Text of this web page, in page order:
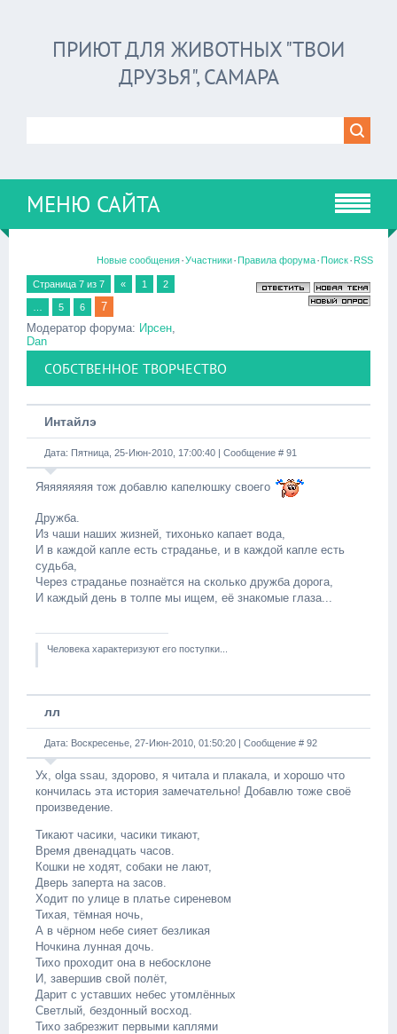
ПРИЮТ ДЛЯ ЖИВОТНЫХ "ТВОИ
ДРУЗЬЯ", САМАРА
МЕНЮ САЙТА
Новые сообщения·Участники·Правила форума·Поиск·RSS
Страница 7 из 7 « 1 2
5 6
7
Модератор форума: Ирсен,
Dan
СОБСТВЕННОЕ ТВОРЧЕСТВО
Интайлэ
Дата: Пятница, 25-Июн-2010, 17:00:40 | Сообщение # 91
Яяяяяяяяя тож добавлю капелюшку своего
Дружба.
Из чаши наших жизней, тихонько капает вода,
И в каждой капле есть страданье, и в каждой капле есть
судьба,
Через страданье познаётся на сколько дружба дорога,
И каждый день в толпе мы ищем, её знакомые глаза...
Человека характеризуют его поступки...
лл
Дата: Воскресенье, 27-Июн-2010, 01:50:20 | Сообщение # 92
Ух, olga ssau, здорово, я читала и плакала, и хорошо что
кончилась эта история замечательно! Добавлю тоже своё
произведение.
Тикают часики, часики тикают,
Время двенадцать часов.
Кошки не ходят, собаки не лают,
Дверь заперта на засов.
Ходит по улице в платье сиреневом
Тихая, тёмная ночь,
А в чёрном небе сияет безликая
Ночкина лунная дочь.
Тихо проходит она в небосклоне
И, завершив свой полёт,
Дарит с уставших небес утомлённых
Светлый, бездонный восход.
Тихо забрезжит первыми каплями